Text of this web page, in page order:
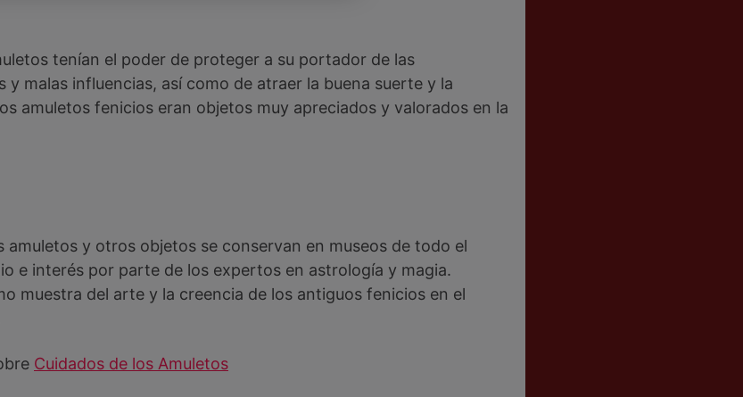
tenían el poder de proteger a su portador de las
y malas influencias, así como de atraer la buena suerte y la
amuletos fenicios eran objetos muy apreciados y valorados en la
amuletos y otros objetos se conservan en museos de todo el
e interés por parte de los expertos en astrología y magia.
muestra del arte y la creencia de los antiguos fenicios en el
Cuidados de los Amuletos